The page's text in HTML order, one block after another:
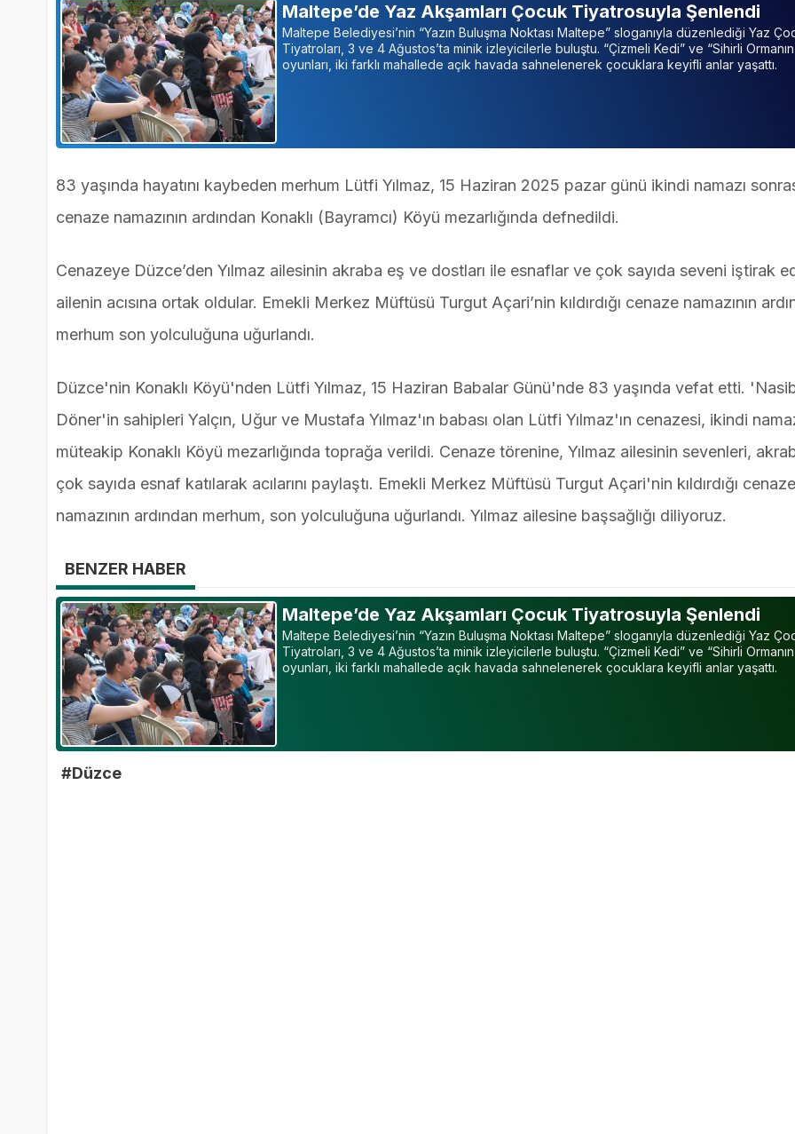
Maltepe’de Yaz Akşamları Çocuk Tiyatrosuyla Şenlendi
Maltepe Belediyesi’nin “Yazın Buluşma Noktası Maltepe” sloganıyla düzenlediği Yaz
Tiyatroları, 3 ve 4 Ağustos’ta minik izleyicilerle buluştu. “Çizmeli Kedi” ve “Sihirli
oyunları, iki farklı mahallede açık havada sahnelenerek çocuklara keyifli anlar yaşattı.
83 yaşında hayatını kaybeden merhum Lütfi Yılmaz, 15 Haziran 2025 pazar günü ikindi namazı
cenaze namazının ardından Konaklı (Bayramcı) Köyü mezarlığında defnedildi.
Cenazeye Düzce’den Yılmaz ailesinin akraba eş ve dostları ile esnaflar ve çok sayıda seveni iştirak
ailenin acısına ortak oldular. Emekli Merkez Müftüsü Turgut Açari’nin kıldırdığı cenaze namazının
merhum son yolculuğuna uğurlandı.
Düzce'nin Konaklı Köyü'nden Lütfi Yılmaz, 15 Haziran Babalar Günü'nde 83 yaşında vefat etti.
Döner'in sahipleri Yalçın, Uğur ve Mustafa Yılmaz'ın babası olan Lütfi Yılmaz'ın cenazesi, ikindi
müteakip Konaklı Köyü mezarlığında toprağa verildi. Cenaze törenine, Yılmaz ailesinin sevenleri,
çok sayıda esnaf katılarak acılarını paylaştı. Emekli Merkez Müftüsü Turgut Açari'nin kıldırdığı cenaze
namazının ardından merhum, son yolculuğuna uğurlandı. Yılmaz ailesine başsağlığı diliyoruz.
BENZER HABER
Maltepe’de Yaz Akşamları Çocuk Tiyatrosuyla Şenlendi
Maltepe Belediyesi’nin “Yazın Buluşma Noktası Maltepe” sloganıyla düzenlediği Yaz
Tiyatroları, 3 ve 4 Ağustos’ta minik izleyicilerle buluştu. “Çizmeli Kedi” ve “Sihirli
oyunları, iki farklı mahallede açık havada sahnelenerek çocuklara keyifli anlar yaşattı.
#Düzce